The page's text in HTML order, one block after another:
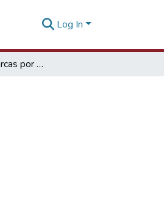
Log In
E-commerce y marcas por qué registrar tu marca es clave para conquistar mercados internacionales - 17 junio 2026